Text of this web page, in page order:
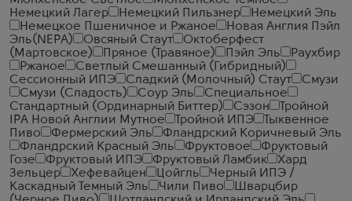
Немецкий Лагер
Немецкий Пильзнер
Немецкий Эль
Немецкое Пшеничное и Ржаное
Новая Англия Пэйл
Эль(NEPA)
Овсяный Стаут
Октоберфест
(Мартовское)
Пряное (Травяное) Пэйл Эль
Раухбир
Ржаное
Светлый Смешанный (Гибридный)
Сессионный ИПЭ
Сладкий (Молочный) Стаут
Смузи
Смузи (Сладость)
Соур Эль
Специальное
Стандартный (Ординарный Биттер)
Сэзон
Тройной
IPA Новой Англии Мутное
Тройной ИПЭ
Тыквенное
Пиво
Фермерский Эль
Фландрский Коричневый Эль
Фландрский Красный Эль
Фруктовое
Фруктовый
Гозе
Фруктовый ИПЭ Фруктовый Ламбик
Хард
Зельцер
Хефевайцен Цойгль
Черный ИПЭ /
Каскадный Темный Эль
Чили Пиво
Шварцбир